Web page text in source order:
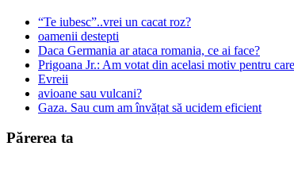
“Te iubesc”..vrei un cacat roz?
oamenii destepti
Daca Germania ar ataca romania, ce ai face?
Prigoana Jr.: Am votat din acelasi motiv pentru
Evreii
avioane sau vulcani?
Gaza. Sau cum am învățat să ucidem eficient
Părerea ta